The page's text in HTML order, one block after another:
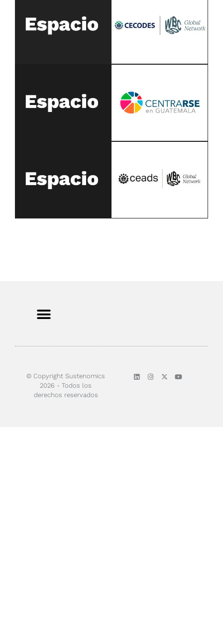
© Copyright Sustenomics
2026 - Todos los
derechos reservados